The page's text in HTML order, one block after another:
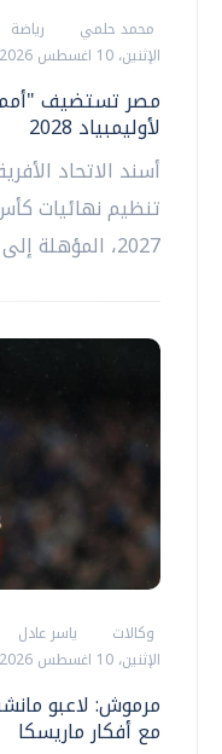
محمد حلمي
رياضة
الإثنين، 10 اغسطس 2026 01:16 م
لأوليمبياد 2028
أسند الاتحاد
2027، المؤهلة إلى دورة...
وكالات ياسر عادل
الإثنين، 10 اغسطس 2026 01:07 م
مرموش: لاعبو
مع أفكار ماريسكا